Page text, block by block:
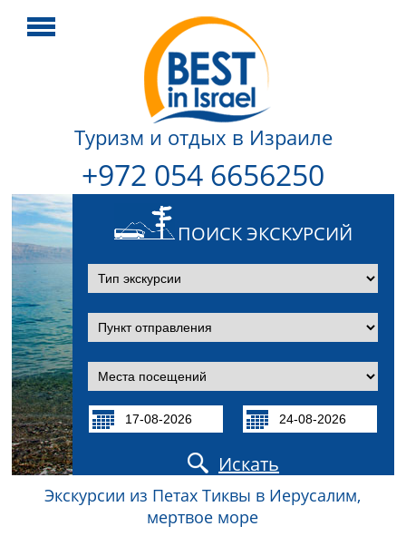
Туризм и отдых в Израиле
+972 054 6656250
ПОИСК ЭКСКУРСИЙ
Искать
Экскурсии из Петах Тиквы в Иерусалим,
мертвое море